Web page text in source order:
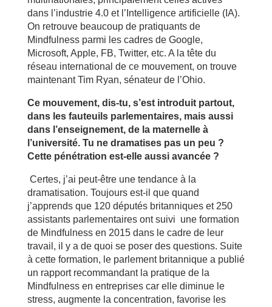
dans l’industrie 4.0 et l’Intelligence artificielle (IA).
On retrouve beaucoup de pratiquants de
Mindfulness parmi les cadres de Google,
Microsoft, Apple, FB, Twitter, etc. A la tête du
réseau international de ce mouvement, on trouve
maintenant Tim Ryan, sénateur de l’Ohio.
Ce mouvement, dis-tu, s’est introduit partout,
dans les fauteuils parlementaires, mais aussi
dans l’enseignement, de la maternelle à
l’université. Tu ne dramatises pas un peu ?
Cette pénétration est-elle aussi avancée ?
Certes, j’ai peut-être une tendance à la
dramatisation. Toujours est-il que quand
j’apprends que 120 députés britanniques et 250
assistants parlementaires ont suivi une formation
de Mindfulness en 2015 dans le cadre de leur
travail, il y a de quoi se poser des questions. Suite
à cette formation, le parlement britannique a publié
un rapport recommandant la pratique de la
Mindfulness en entreprises car elle diminue le
stress, augmente la concentration, favorise les